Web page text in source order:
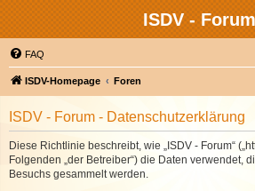
ISDV - Forum
FAQ
ISDV-Homepage Foren
ISDV - Forum - Datenschutzerklärung
Diese Richtlinie beschreibt, wie „ISDV - Forum“
Folgenden „der Betreiber“) die Daten verwendet,
Besuchs gesammelt werden.